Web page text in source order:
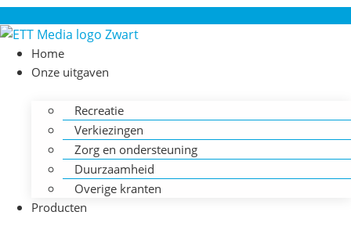
Home
Onze uitgaven
Recreatie
Verkiezingen
Zorg en ondersteuning
Duurzaamheid
Overige kranten
Producten